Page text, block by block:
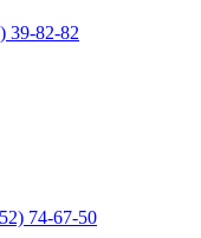
39-82-82
74-67-50